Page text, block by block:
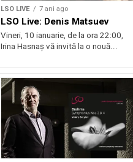
LSO LIVE 7 ani ago
LSO Live: Denis Matsuev
Vineri, 10 ianuarie, de la ora 22:00,
Irina Hasnaș vă invită la o nouă...